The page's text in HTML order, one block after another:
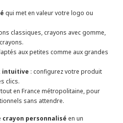
qui met en valeur votre logo ou
classiques, crayons avec gomme,
aux petites comme aux grandes
intuitive : configurez votre produit
clics.
en France métropolitaine, pour
sans attendre.
crayon personnalisé en un